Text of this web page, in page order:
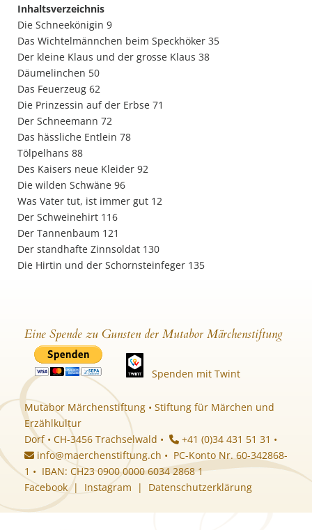
Inhaltsverzeichnis
Die Schneekönigin 9
Das Wichtelmännchen beim Speckhöker 35
Der kleine Klaus und der grosse Klaus 38
Däumelinchen 50
Das Feuerzeug 62
Die Prinzessin auf der Erbse 71
Der Schneemann 72
Das hässliche Entlein 78
Tölpelhans 88
Des Kaisers neue Kleider 92
Die wilden Schwäne 96
Was Vater tut, ist immer gut 12
Der Schweinehirt 116
Der Tannenbaum 121
Der standhafte Zinnsoldat 130
Die Hirtin und der Schornsteinfeger 135
Eine Spende zu Gunsten der Mutabor Märchenstiftung
Spenden mit Twint
Mutabor Märchenstiftung • Stiftung für Märchen und
Erzählkultur
Dorf • CH-3456 Trachselwald •
+41 (0)34 431 51 31 •
info@maerchenstiftung.ch • PC-Konto Nr. 60-342868-
1 • IBAN: CH23 0900 0000 6034 2868 1
Facebook| Instagram | Datenschutzerklärung